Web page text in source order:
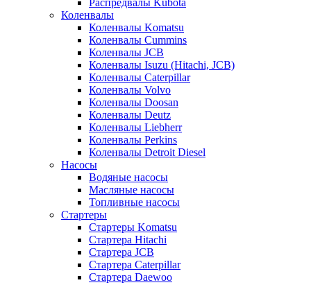
Коленвалы
Коленвалы Komatsu
Коленвалы Cummins
Коленвалы JCB
Коленвалы Isuzu (Hitachi, JCB)
Коленвалы Caterpillar
Коленвалы Volvo
Коленвалы Doosan
Коленвалы Deutz
Коленвалы Liebherr
Коленвалы Perkins
Коленвалы Detroit Diesel
Насосы
Водяные насосы
Масляные насосы
Топливные насосы
Стартеры
Стартеры Komatsu
Стартера Hitachi
Стартера JCB
Стартера Caterpillar
Стартера Daewoo